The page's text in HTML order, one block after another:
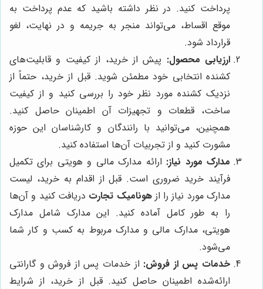
پرداخت کنید. در نظر داشته باشید که عدم پرداخت به
موقع اقساط، می‌تواند منجر به جریمه و در نهایت، لغو
قرارداد شود.
ارزیابی محصول: پیش از خرید، از کیفیت و قابلیت‌های
کشنده انتخابی خود مطمئن شوید. قبل از خرید، حتماً از
نزدیک کشنده مورد نظر خود را بررسی کنید و از کیفیت
ساخت، قطعات و تجهیزات آن اطمینان حاصل کنید.
همچنین، می‌توانید با رانندگان و کارشناسان این حوزه
مشورت کنید و از تجربیات آن‌ها استفاده کنید.
مدارک مورد نیاز: ارائه مدارک مالی و هویتی برای تکمیل
فرآیند خرید ضروری است. قبل از اقدام به خرید، لیست
مدارک مورد نیاز را ازهونامیک تجارت دریافت کنید و آن‌ها
را به طور کامل آماده کنید. این مدارک شامل مدارک
هویتی، مدارک مالی و مدارک مربوط به کسب و کار شما
می‌شود.
خدمات پس از فروش: از خدمات پس از فروش و گارانتی
ارائه‌شده اطمینان حاصل کنید. قبل از خرید، از شرایط